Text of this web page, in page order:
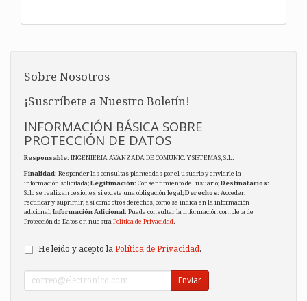
Sobre Nosotros
¡Suscríbete a Nuestro Boletín!
INFORMACIÓN BÁSICA SOBRE
PROTECCIÓN DE DATOS
Responsable: INGENIERIA AVANZADA DE COMUNIC. Y SISTEMAS, S.L.
Finalidad: Responder las consultas planteadas por el usuario y enviarle la
información solicitada;Legitimación: Consentimiento del usuario;Destinatarios:
Solo se realizan cesiones si existe una obligación legal;Derechos: Acceder,
rectificar y suprimir, así como otros derechos, como se indica en la información
adicional;Información Adicional: Puede consultar la información completa de
Protección de Datos en nuestra Política de Privacidad.
He leído y acepto la Política de Privacidad .
Enviar